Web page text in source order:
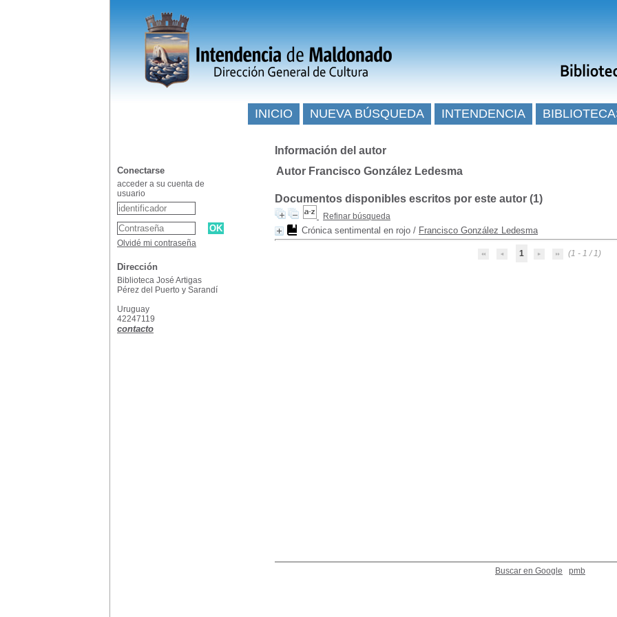
Información del autor
Autor Francisco González Ledesma
Documentos disponibles escritos por este autor (1)
Refinar búsqueda
Crónica sentimental en rojo / Francisco González Ledesma
1 (1 - 1 / 1)
Buscar en Google pmb
INICIO NUEVA BÚSQUEDA INTENDENCIA
Conectarse
acceder a su cuenta de
usuario
Olvidé mi contraseña
Dirección
Biblioteca José Artigas
Pérez del Puerto y Sarandí
Uruguay
42247119
contacto